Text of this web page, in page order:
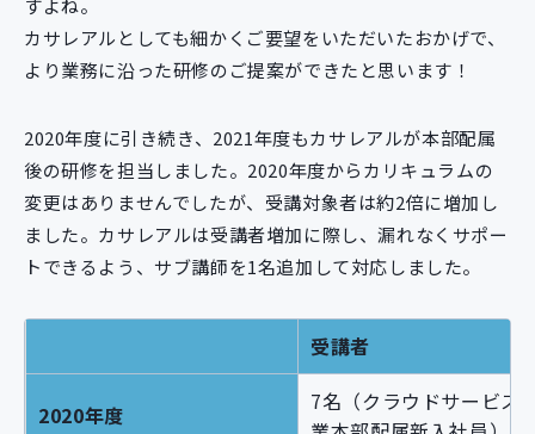
カサレアルとしても細かくご要望をいただいたおかげで、
より業務に沿った研修のご提案ができたと思います！
2020年度に引き続き、2021年度もカサレアルが本部配属
後の研修を担当しました。2020年度からカリキュラムの
変更はありませんでしたが、受講対象者は約2倍に増加し
ました。カサレアルは受講者増加に際し、漏れなくサポー
トできるよう、サブ講師を1名追加して対応しました。
受講者
2020年度
7名（クラウドサービス